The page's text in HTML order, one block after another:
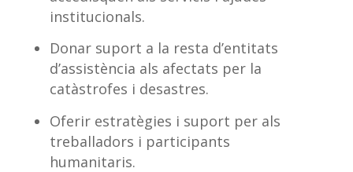
institucionals.
Donar suport a la resta d’entitats
d’assistència als afectats per la
catàstrofes i desastres.
Oferir estratègies i suport per als
treballadors i participants
humanitaris.